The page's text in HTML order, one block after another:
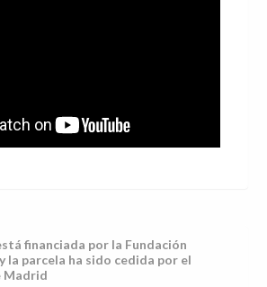
financiada por la Fundación
la parcela ha sido cedida por el
Madrid